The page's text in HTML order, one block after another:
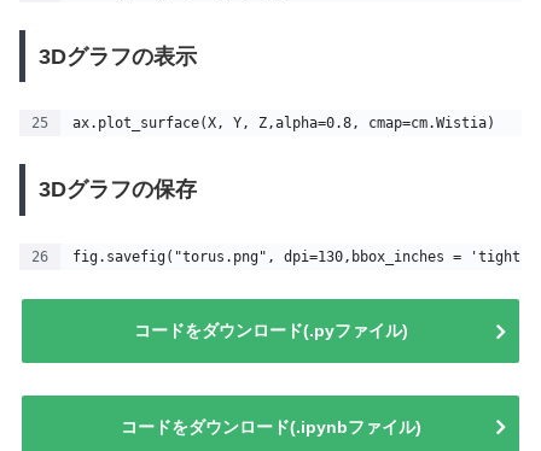
3Dグラフの表示
ax.plot_surface(X, Y, Z,alpha=0.8, cmap=cm.Wistia)
3Dグラフの保存
fig.savefig("torus.png", dpi=130,bbox_inches =
コードをダウンロード(.pyファイル)
コードをダウンロード(.ipynbファイル)